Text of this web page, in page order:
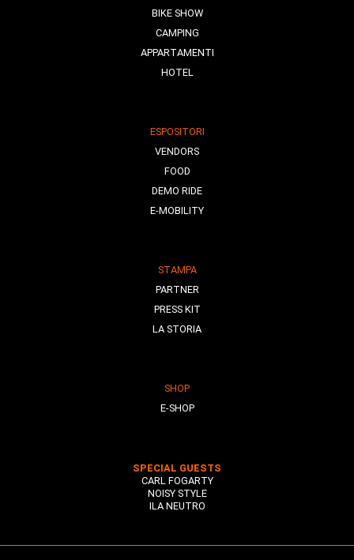
BIKE SHOW
CAMPING
APPARTAMENTI
HOTEL
ESPOSITORI
VENDORS
FOOD
DEMO RIDE
E-MOBILITY
STAMPA
PARTNER
PRESS KIT
LA STORIA
SHOP
E-SHOP
SPECIAL GUESTS
CARL FOGARTY
NOISY STYLE
ILA NEUTRO